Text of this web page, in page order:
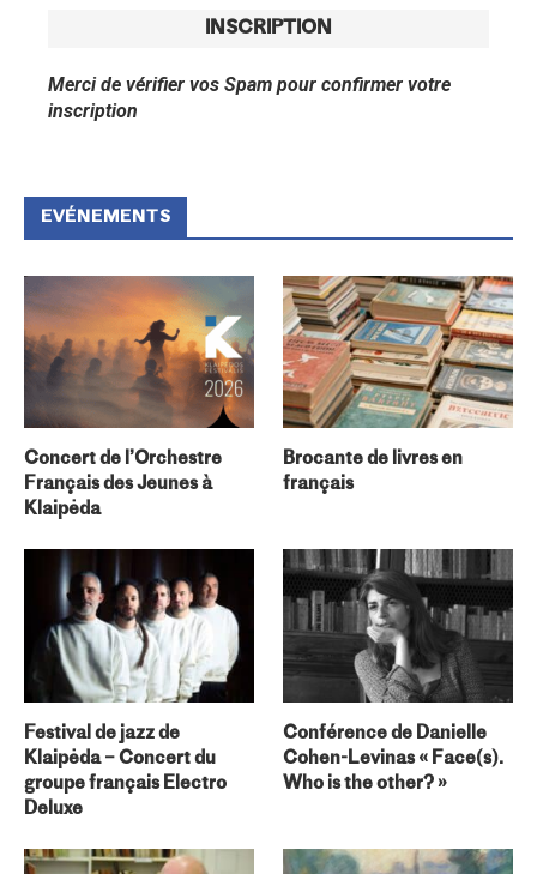
Merci de vérifier vos Spam pour confirmer votre
inscription
EVÉNEMENTS
Concert de l’Orchestre
Français des Jeunes à
Klaipėda
Brocante de livres en
français
Festival de jazz de
Klaipėda – Concert du
groupe français Electro
Deluxe
Conférence de Danielle
Cohen-Levinas « Face(s).
Who is the other? »